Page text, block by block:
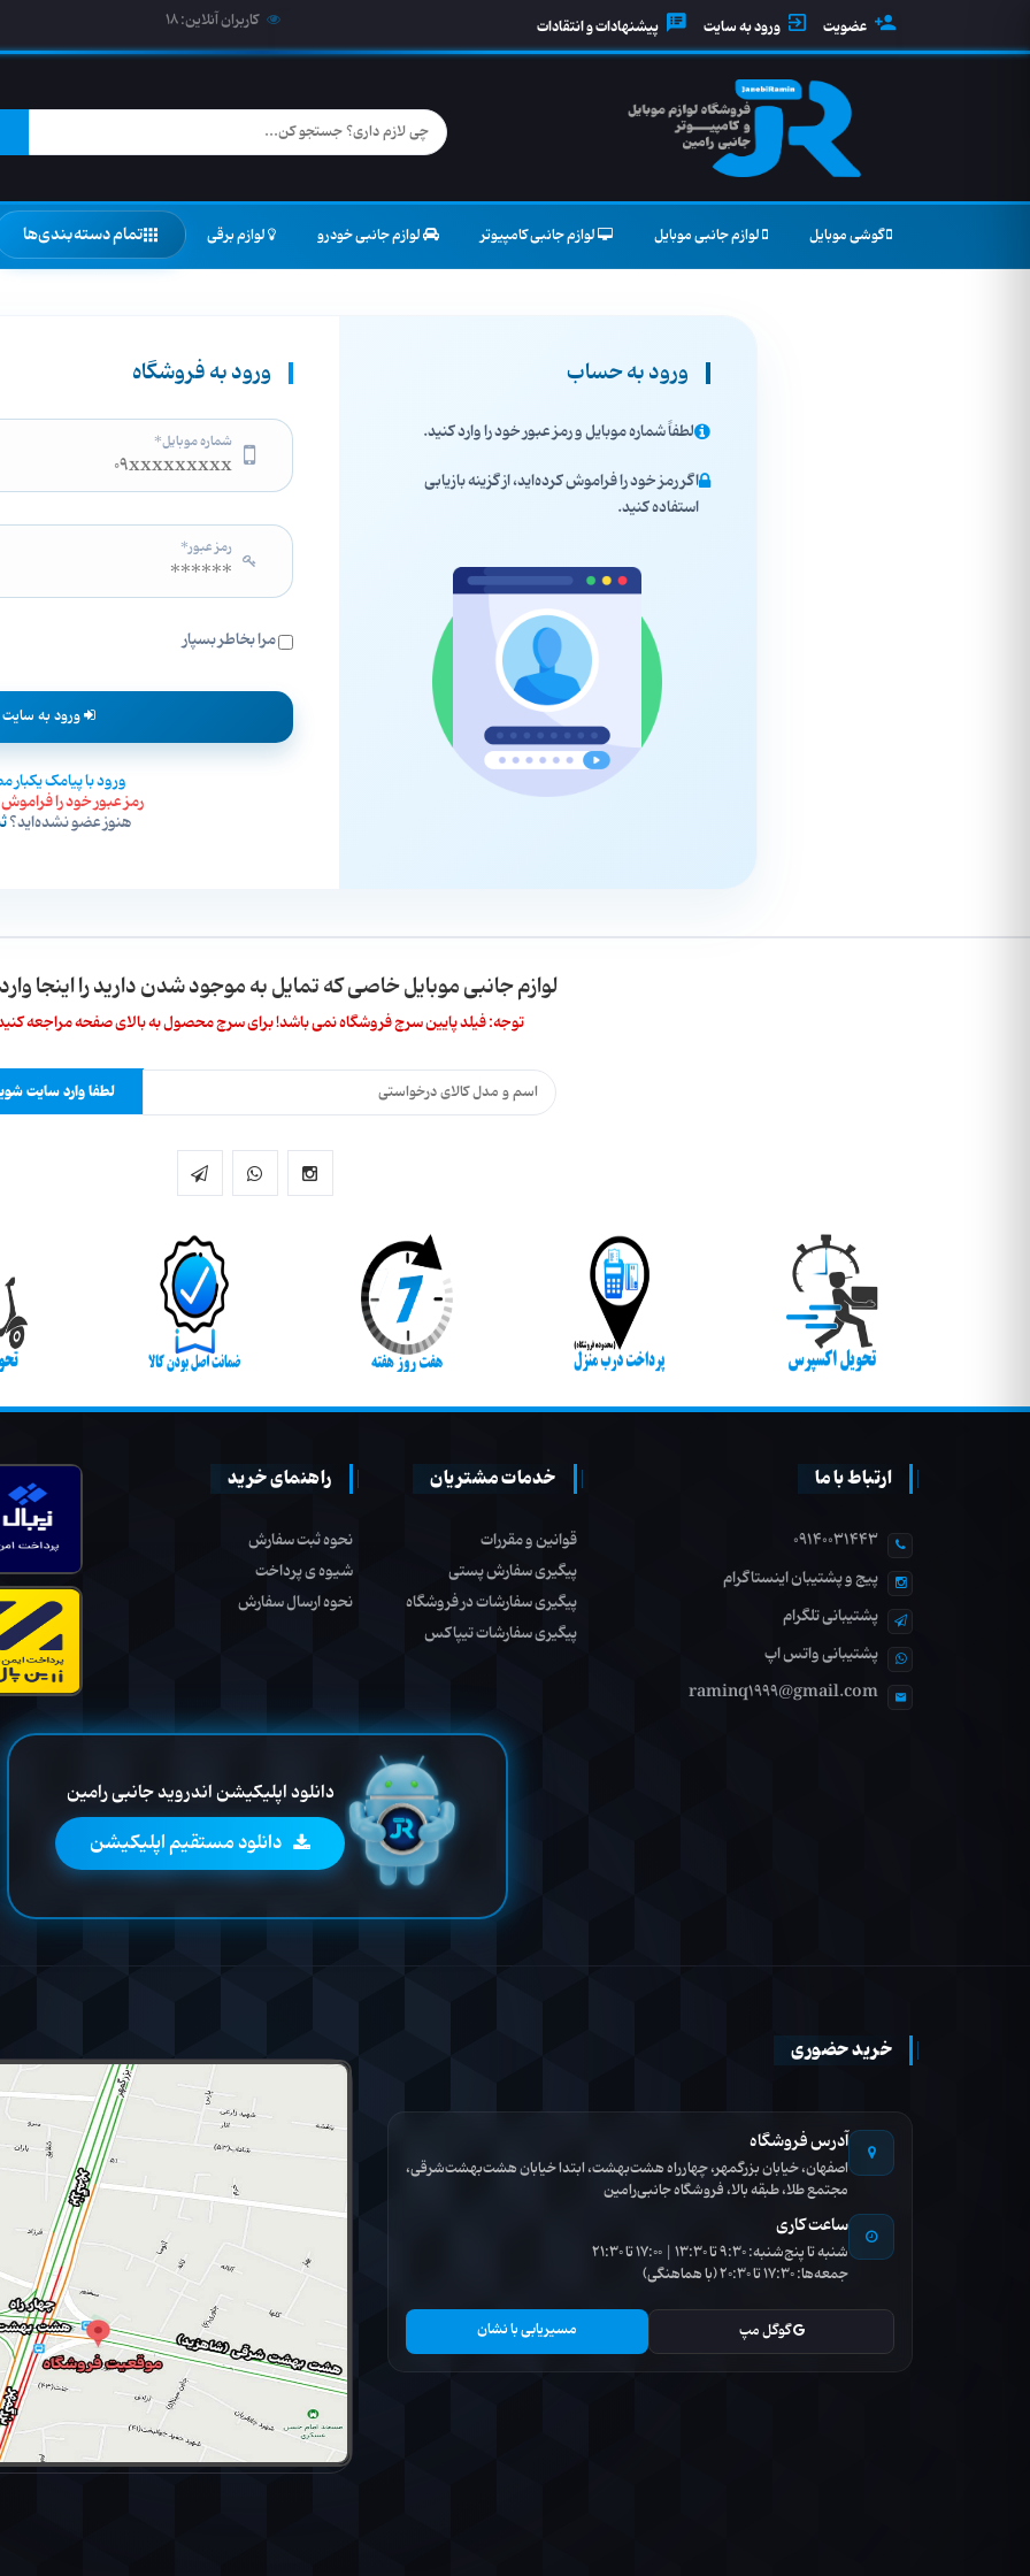
عضویت ورود به سایت پیشنهادات و انتقادات کاربران آنلاین:18
گوشی موبایل لوازم جانبی موبایل لوازم جانبی کامپیوتر لوازم جانبی خودرو لوازم برقی تمام دسته‌بندی‌ها
ورود به حساب
لطفاً شماره موبایل و رمز عبور خود را وارد کنید.
اگر رمز خود را فراموش کرده‌اید، از گزینه بازیابی
استفاده کنید.
ورود به فروشگاه
شماره موبایل*
رمز عبور*
مرا بخاطر بسپار
ورود به سایت
ورود با پیامک
رمز عبور خود را
هنوز عضو نشده‌اید؟
لوازم جانبی موبایل خاصی که تمایل به موجود شدن دارید را اینجا
توجه: فیلد پایین سرچ فروشگاه نمی باشد! برای سرچ محصول به بالای صفحه مراجعه
لطفا وارد سایت
ارتباط با ما
09140031443
پیج و پشتیبان اینستاگرام
پشتیبانی تلگرام
پشتیبانی واتس اپ
raminq1999@gmail.com
خدمات مشتریان
قوانین و مقررات
پیگیری سفارش پستی
پیگیری سفارشات در فروشگاه
پیگیری سفارشات تیپاکس
راهنمای خرید
نحوه ثبت سفارش
شیوه ی پرداخت
نحوه ارسال سفارش
دانلود اپلیکیشن اندروید جانبی رامین
دانلود مستقیم اپلیکیشن
خرید حضوری
آدرس فروشگاه
اصفهان، خیابان بزرگمهر، چهارراه هشت‌بهشت، ابتدا خیابان هشت‌بهشت‌شرقی،
مجتمع طلا، طبقه بالا، فروشگاه جانبی‌رامین
ساعت کاری
شنبه تا پنج‌شنبه: 9:30 تا 13:30 | 17:00 تا 21:30
جمعه‌ها: 17:30 تا 20:30 (با هماهنگی)
گوگل مپ مسیریابی با نشان